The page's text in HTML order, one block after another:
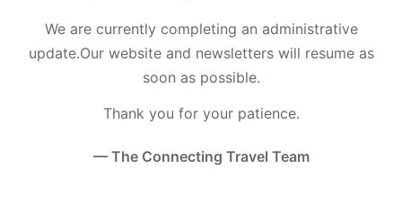
We are currently completing an administrative
update.Our website and newsletters will resume as
soon as possible.
Thank you for your patience.
— The Connecting Travel Team